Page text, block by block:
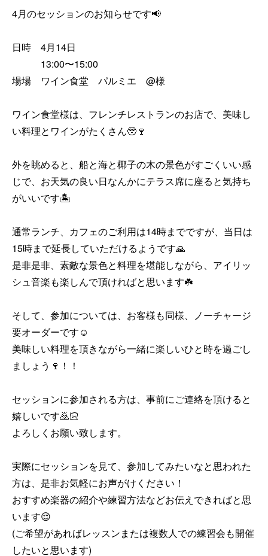
4月のセッションのお知らせです📢
日時　4月14日
13:00〜15:00
場場　ワイン食堂　パルミエ　@様
ワイン食堂様は、フレンチレストランのお店で、美味し
い料理とワインがたくさん🥹🍷
外を眺めると、船と海と椰子の木の景色がすごくいい感
じで、お天気の良い日なんかにテラス席に座ると気持ち
がいいです🏝️
通常ランチ、カフェのご利用は14時までですが、当日は
15時まで延長していただけるようです🙏
是非是非、素敵な景色と料理を堪能しながら、アイリッ
シュ音楽も楽しんで頂ければと思います☘️
そして、参加については、お客様も同様、ノーチャージ
要オーダーです☺️
美味しい料理を頂きながら一緒に楽しいひと時を過ごし
ましょう🍷！！
セッションに参加される方は、事前にご連絡を頂けると
嬉しいです🙇🏻
よろしくお願い致します。
実際にセッションを見て、参加してみたいなと思われた
方は、是非お気軽にお声がけください！
おすすめ楽器の紹介や練習方法などお伝えできればと思
います😌
(ご希望があればレッスンまたは複数人での練習会も開催
したいと思います)